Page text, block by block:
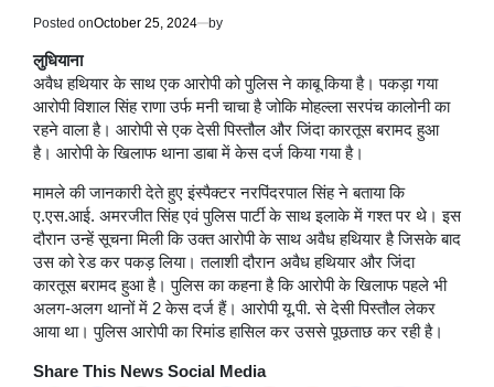
Posted onOctober 25, 2024 by
लुधियाना
अवैध हथियार के साथ एक आरोपी को पुलिस ने काबू किया है। पकड़ा गया
आरोपी विशाल सिंह राणा उर्फ मनी चाचा है जोकि मोहल्ला सरपंच कालोनी का
रहने वाला है। आरोपी से एक देसी पिस्तौल और जिंदा कारतूस बरामद हुआ
है। आरोपी के खिलाफ थाना डाबा में केस दर्ज किया गया है।
मामले की जानकारी देते हुए इंस्पैक्टर नरपिंदरपाल सिंह ने बताया कि
ए.एस.आई. अमरजीत सिंह एवं पुलिस पार्टी के साथ इलाके में गश्त पर थे। इस
दौरान उन्हें सूचना मिली कि उक्त आरोपी के साथ अवैध हथियार है जिसके बाद
उस को रेड कर पकड़ लिया। तलाशी दौरान अवैध हथियार और जिंदा
कारतूस बरामद हुआ है। पुलिस का कहना है कि आरोपी के खिलाफ पहले भी
अलग-अलग थानों में 2 केस दर्ज हैं। आरोपी यू.पी. से देसी पिस्तौल लेकर
आया था। पुलिस आरोपी का रिमांड हासिल कर उससे पूछताछ कर रही है।
Share This News Social Media